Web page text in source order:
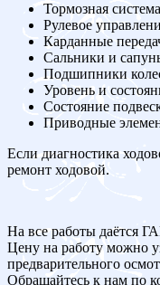
Тормозная система
Рулевое
Карданные
Сальники и
Подшипники
Уровень и
Состояние
Приводные
Если диагностика
ремонт ходовой.
На все работы даётся
Цену на работу можно
предварительного
Обращайтесь к нам по